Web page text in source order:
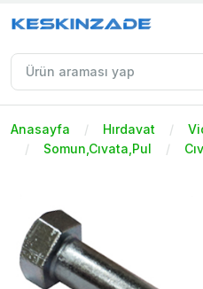
Anasayfa Hırdavat
Somun,Cıvata,Pul